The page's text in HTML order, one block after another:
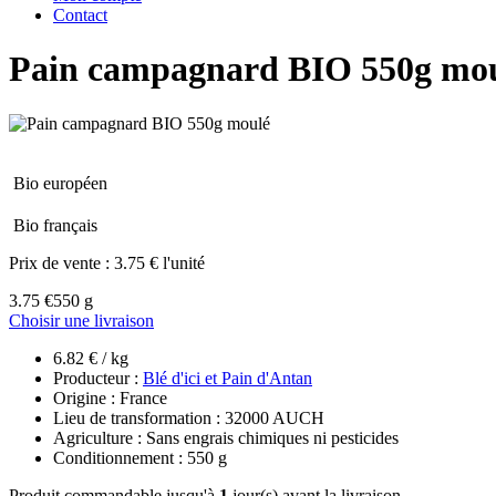
Contact
Pain campagnard BIO 550g
Bio européen
Bio français
Prix de vente : 3.75 € l'unité
3.75 €550 g
Choisir une livraison
6.82 € / kg
Producteur : Blé d'ici et Pain d'Antan
Origine : France
Lieu de transformation : 32000 AUCH
Agriculture : Sans engrais chimiques ni pesticides
Conditionnement : 550 g